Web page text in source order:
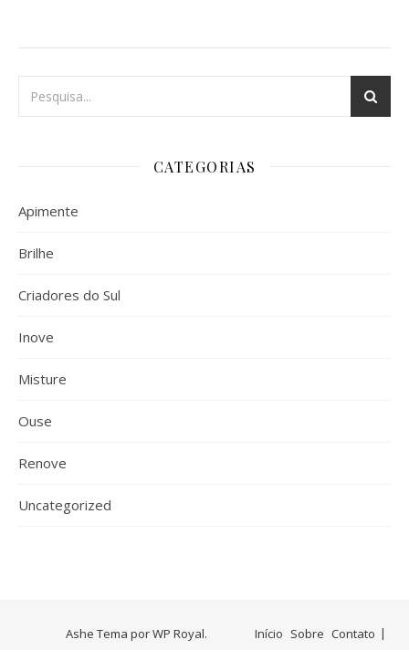
CATEGORIAS
Apimente
Brilhe
Criadores do Sul
Inove
Misture
Ouse
Renove
Uncategorized
Início Sobre Contato
Ashe Tema porWP Royal.